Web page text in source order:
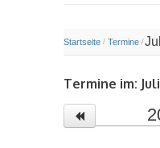
Startseite / Termine /
Termine im: